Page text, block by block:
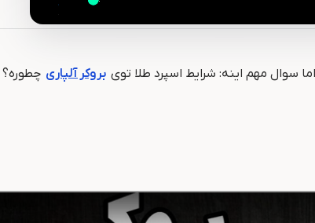
سوال مهم اینه: شرایط اسپرد طلا توی بروکر آلپاری چطوره؟